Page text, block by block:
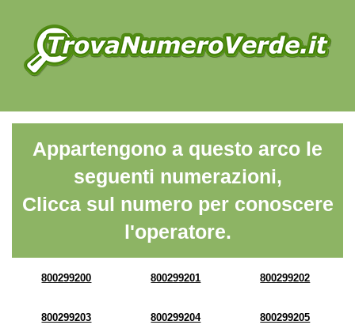
Appartengono a questo arco le
seguenti numerazioni,
Clicca sul numero per conoscere
l'operatore.
800299200 800299201 800299202
800299203 800299204 800299205